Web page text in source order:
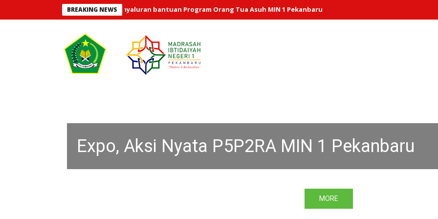
BREAKING NEWS
telah terlaksana penyaluran bantuan Program Orang Tua Asuh MIN 1 Pekanbaru Selamat dan sukses kepada 41 siswa-siswi MIN
KEGIATAN RUTIN KEAGAMAAN MIN 1
RAMADHAN
MORE